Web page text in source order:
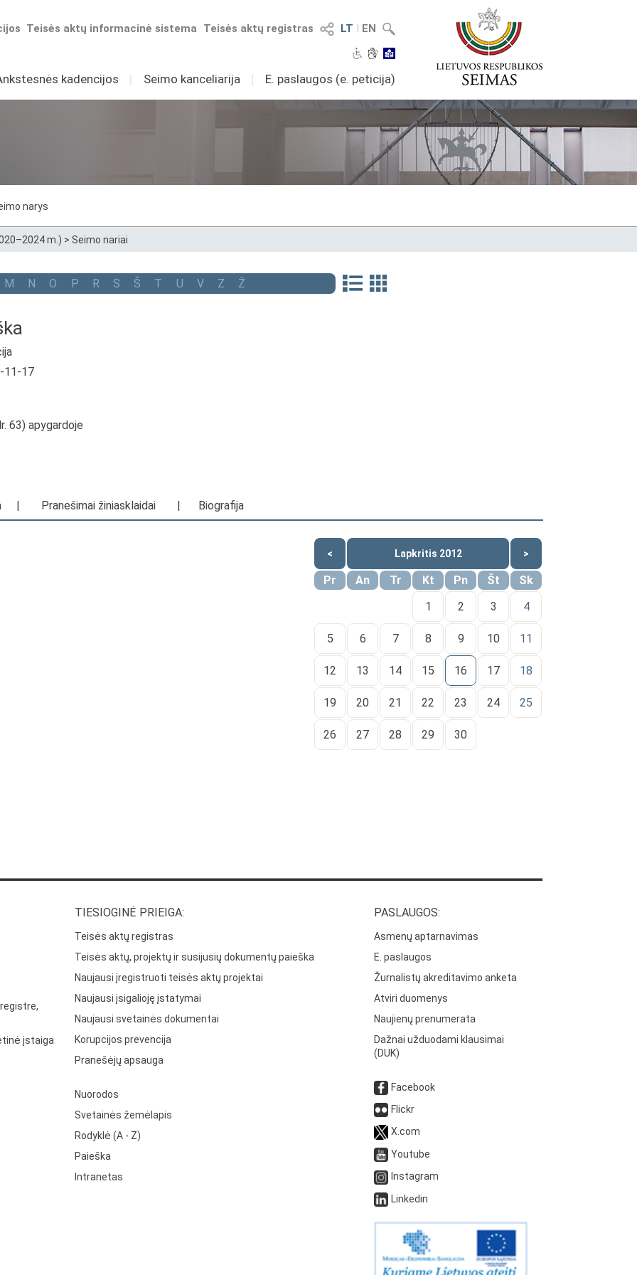
LT I EN
Teisės aktų registras
Teisės aktų informacinė sistema
kadencijos I Seimo kanceliarija I E. paslaugos (e. peticija)
narys
m.) > Seimo nariai
M N O P R S Š T U V Z Ž
11-17
63) apygardoje
Pranešimai žiniasklaidai Biografija
< Lapkritis 2012 >
Pr An Tr Kt Pn Št
Sk
1
2 3 4
5 6 7 8 9 10 11
12 13 14 15 16 17 18
19 20 21 22 23 24 25
26 27 28 29 30
įstaiga
TIESIOGINĖ PRIEIGA:
Teisės aktų registras
Teisės aktų, projektų ir susijusių dokumentų paieška
Naujausi įregistruoti teisės aktų projektai
Naujausi įsigalioję įstatymai
Naujausi svetainės dokumentai
Korupcijos prevencija
Pranešėjų apsauga
Nuorodos
Svetainės žemėlapis
Rodyklė (A - Z)
Paieška
Intranetas
PASLAUGOS:
Asmenų aptarnavimas
E. paslaugos
Žurnalistų akreditavimo anketa
Atviri duomenys
Naujienų prenumerata
Dažnai užduodami klausimai
(DUK)
Facebook
Flickr
X.com
Youtube
Instagram
Linkedin